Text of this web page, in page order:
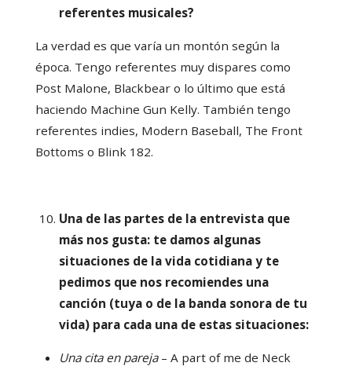
referentes musicales?
La verdad es que varía un montón según la
época. Tengo referentes muy dispares como
Post Malone, Blackbear o lo último que está
haciendo Machine Gun Kelly. También tengo
referentes indies, Modern Baseball, The Front
Bottoms o Blink 182.
Una de las partes de la entrevista que
más nos gusta: te damos algunas
situaciones de la vida cotidiana y te
pedimos que nos recomiendes una
canción (tuya o de la banda sonora de tu
vida) para cada una de estas situaciones:
Una cita en pareja– A part of me de Neck